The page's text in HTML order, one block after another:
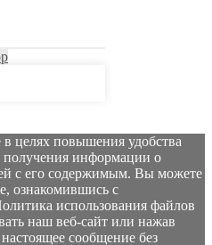
целях повышения удобства
информации о
с его содержимым. Вы можете
ознакомившись с
использования файлов
наш веб-сайт или нажав
сообщение без